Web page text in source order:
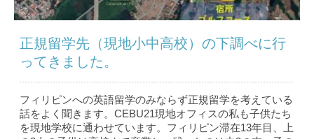
正規留学先（現地小中高校）の下調べに行
ってきました。
フィリピンへの英語留学のみならず正規留学を考えている
話をよく聞きます。CEBU21現地オフィスの私も子供たち
を現地学校に通わせています。フィリピン滞在13年目、上